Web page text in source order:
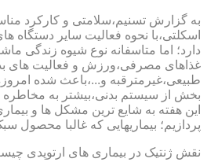
به گزارش تسنیم،سلامتی و کارکرد
اسکلتی،با نحوه فعالیت سایر دستگاه
دارد؛ اما متاسفانه نوع شیوه زندگی
غذاهای مصرفی،ورزش و فعالیت های
طبیعی،غیرمترقبه و...،باعث شده
بخش از سیستم بدنی،بیشتر به مخاطره
این هفته به شایع ترین مشکل ها و
پردازیم؛ بیماریهایی که غالبا محصول
نقش ژنتیک در بیماری های ارتوپدی